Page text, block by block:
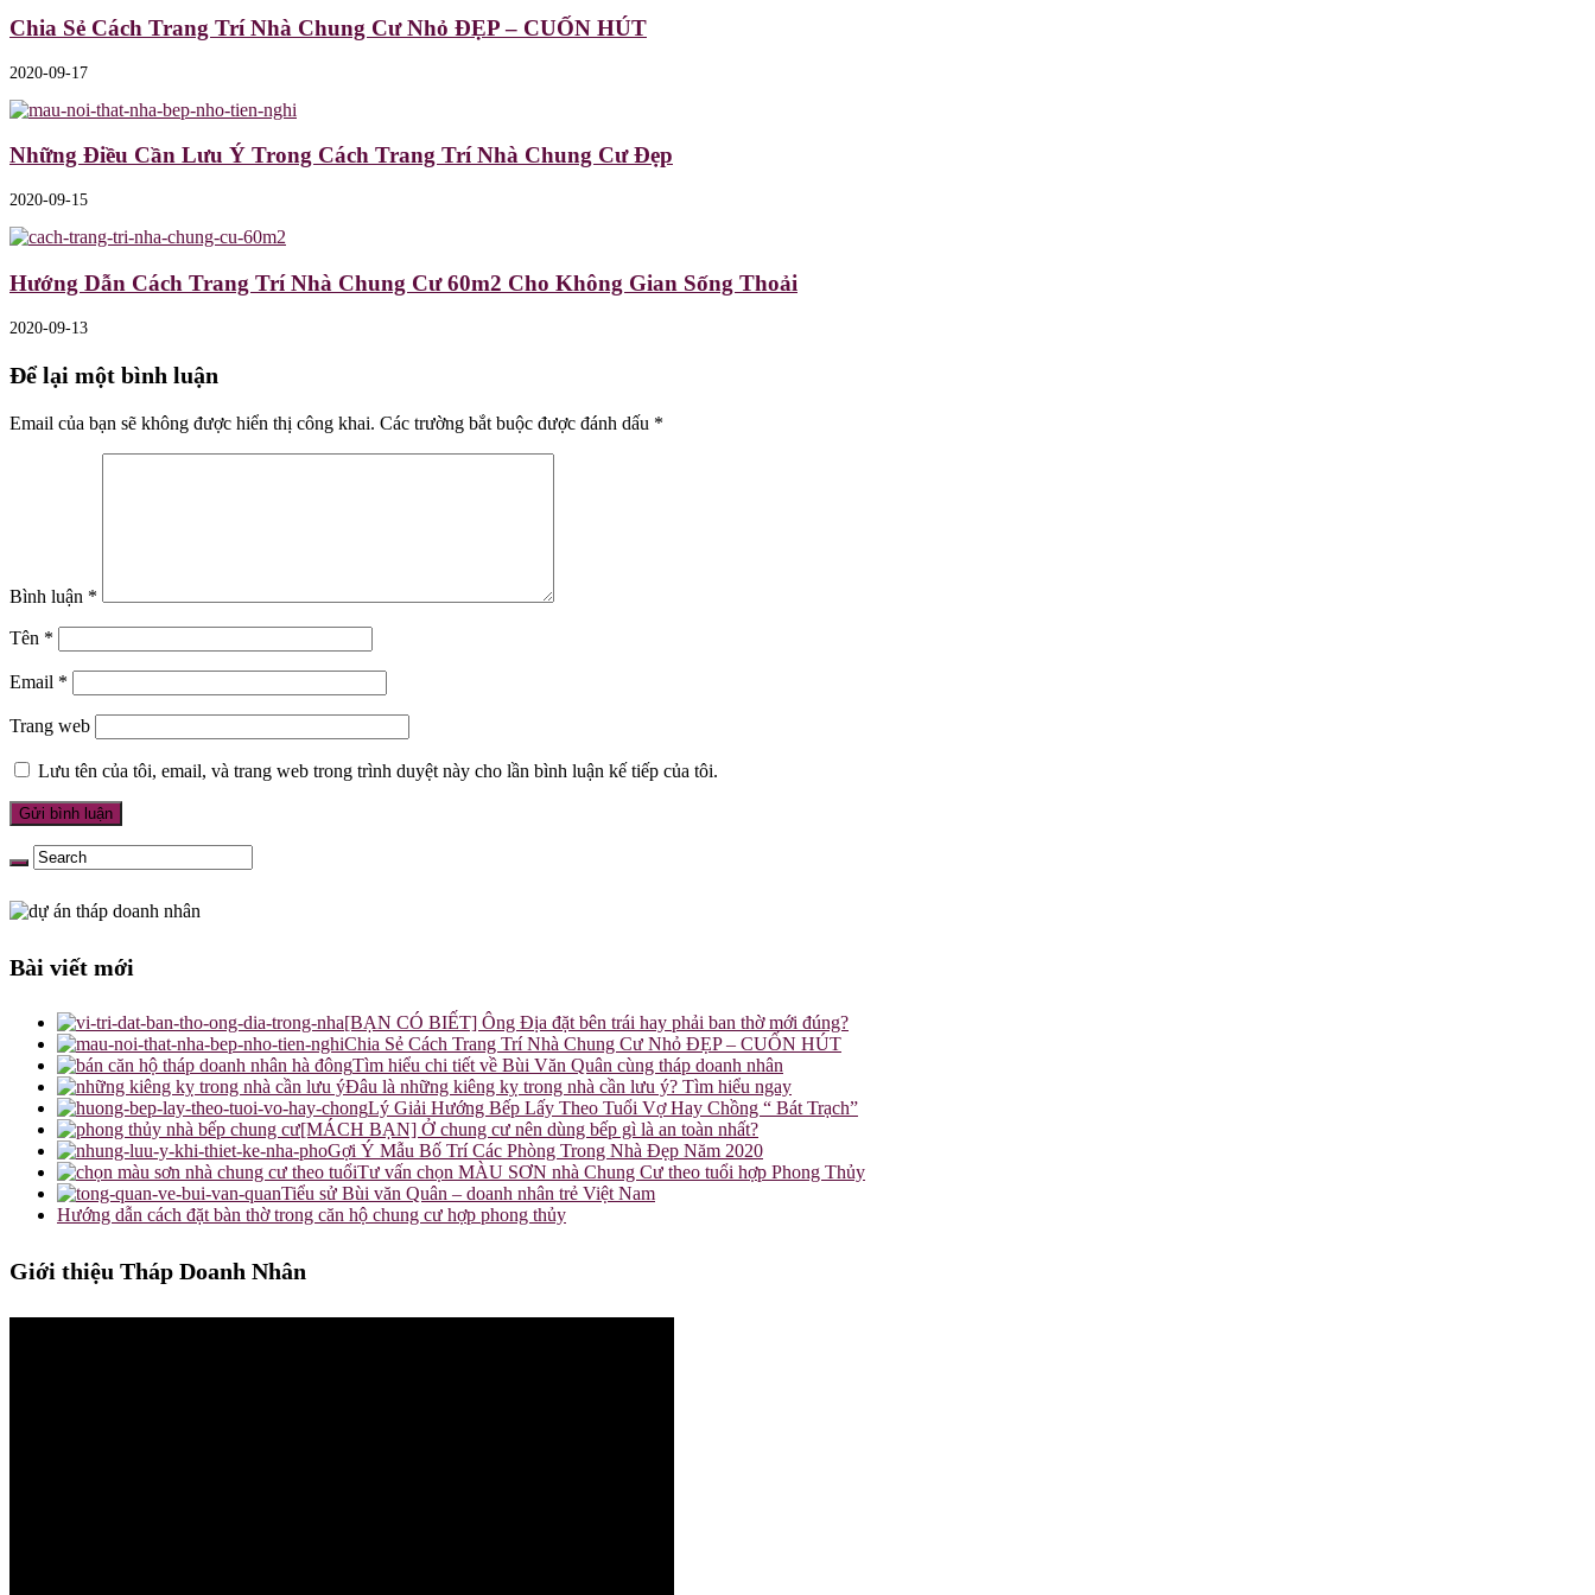
Chia Sẻ Cách Trang Trí Nhà Chung Cư Nhỏ ĐẸP – CUỐN HÚT
2020-09-17
Những Điều Cần Lưu Ý Trong Cách Trang Trí Nhà Chung Cư Đẹp
2020-09-15
Hướng Dẫn Cách Trang Trí Nhà Chung Cư 60m2 Cho Không Gian Sống Thoải
2020-09-13
Để lại một bình luận
Email của bạn sẽ không được hiển thị công khai. Các trường bắt buộc được đánh dấu *
Bình luận *
Tên *
Email *
Trang web
Lưu tên của tôi, email, và trang web trong trình duyệt này cho lần bình luận kế tiếp của tôi.
Bài viết mới
[BẠN CÓ BIẾT] Ông Địa đặt bên trái hay phải ban thờ mới đúng?
Chia Sẻ Cách Trang Trí Nhà Chung Cư Nhỏ ĐẸP – CUỐN HÚT
Tìm hiểu chi tiết về Bùi Văn Quân cùng tháp doanh nhân
Đâu là những kiêng kỵ trong nhà cần lưu ý? Tìm hiểu ngay
Lý Giải Hướng Bếp Lấy Theo Tuổi Vợ Hay Chồng “ Bát Trạch”
[MÁCH BẠN] Ở chung cư nên dùng bếp gì là an toàn nhất?
Gợi Ý Mẫu Bố Trí Các Phòng Trong Nhà Đẹp Năm 2020
Tư vấn chọn MÀU SƠN nhà Chung Cư theo tuổi hợp Phong Thủy
Tiểu sử Bùi văn Quân – doanh nhân trẻ Việt Nam
Hướng dẫn cách đặt bàn thờ trong căn hộ chung cư hợp phong thủy
Giới thiệu Tháp Doanh Nhân